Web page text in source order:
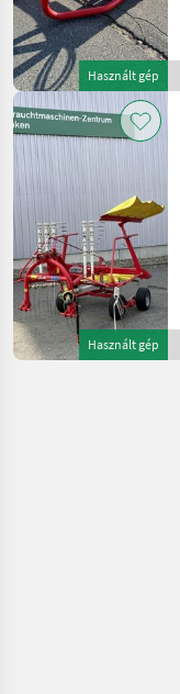
Használt gép
Használt gép